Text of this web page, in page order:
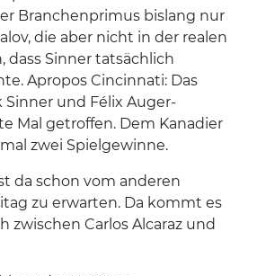
Branchenprimus bislang nur
die aber nicht in der realen
dass Sinner tatsächlich
Apropos Cincinnati: Das
Sinner und Félix Auger-
Mal getroffen. Dem Kanadier
zwei Spielgewinne.
da schon vom anderen
zu erwarten. Da kommt es
zwischen Carlos Alcaraz und